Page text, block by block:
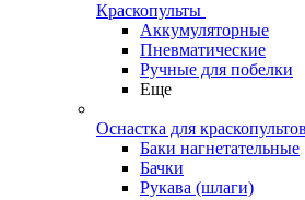
Краскопульты
Аккумуляторные
Пневматические
Ручные для побелки
Еще
Оснастка для краскопультов
Баки нагнетательные
Бачки
Рукава (шлаги)